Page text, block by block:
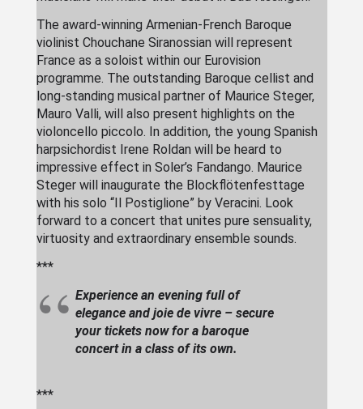
The award-winning Armenian-French Baroque
violinist Chouchane Siranossian will represent
France as a soloist within our Eurovision
programme. The outstanding Baroque cellist and
long-standing musical partner of Maurice Steger,
Mauro Valli, will also present highlights on the
violoncello piccolo. In addition, the young Spanish
harpsichordist Irene Roldan will be heard to
impressive effect in Soler’s Fandango. Maurice
Steger will inaugurate the Blockflötenfesttage
with his solo “Il Postiglione” by Veracini. Look
forward to a concert that unites pure sensuality,
virtuosity and extraordinary ensemble sounds.
***
Experience an evening full of
elegance and joie de vivre – secure
your tickets now for a baroque
concert in a class of its own.
***